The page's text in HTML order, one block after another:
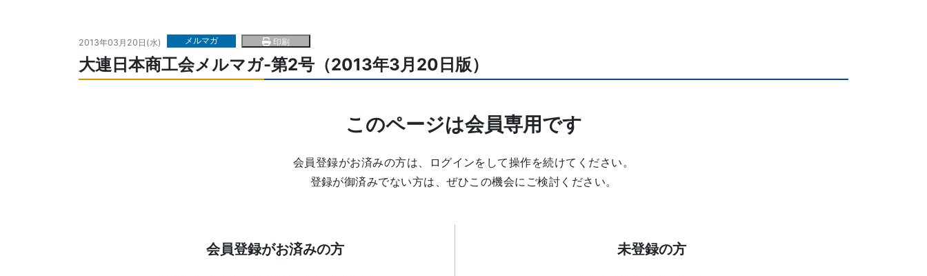
2013年03月20日(水) メルマガ 印刷
大連日本商工会メルマガ-第2号（2013年3月20日版）
このページは会員専用です
会員登録がお済みの方は、ログインをして操作を続けてください。
登録が御済みでない方は、ぜひこの機会にご検討ください。
会員登録がお済みの方 未登録の方